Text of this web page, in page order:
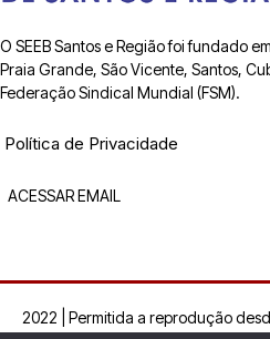
O SEEB Santos e Região foi fundado
Praia Grande, São Vicente, Santos,
Federação Sindical Mundial (FSM).
Política de Privacidade
ACESSAR EMAIL
2022 | Permitida a reprodução